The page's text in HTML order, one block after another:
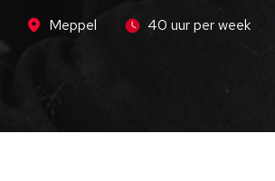
Meppel 40 uur per week